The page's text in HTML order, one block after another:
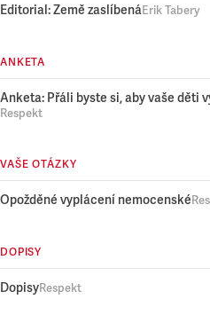
Editorial: Země zaslíbenáErik Tabery
ANKETA
Anketa: Přáli byste si, aby vaše děti
Respekt
VAŠE OTÁZKY
Opožděné vyplácení nemocenské
DOPISY
DopisyRespekt